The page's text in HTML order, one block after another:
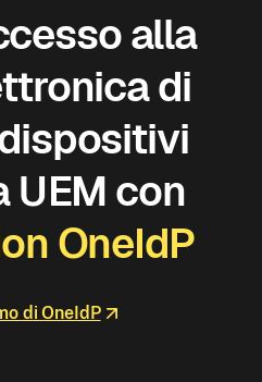
alla
di
con
OneIdP
di OneIdP